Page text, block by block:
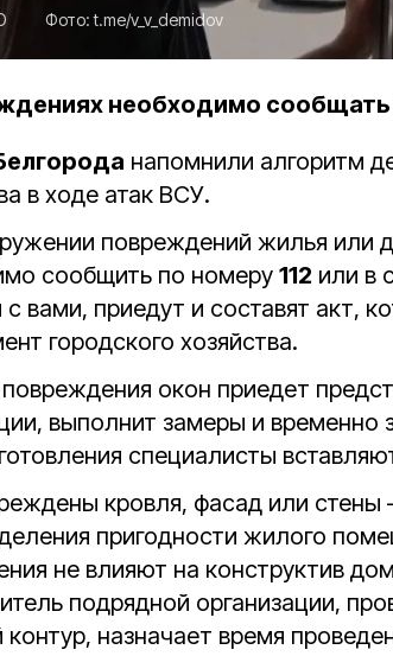
Фото:t.me/v_v_demidov
необходимо сообщать
напомнили алгоритм
в ходе атак ВСУ.
повреждений жилья или
сообщить по номеру 112 или в
с вами, приедут и составят акт,
городского хозяйства.
окон приедет
выполнит замеры и временно
специалисты
кровля, фасад или стены
пригодности жилого
не влияют на конструктив
подрядной организации,
контур, назначает время